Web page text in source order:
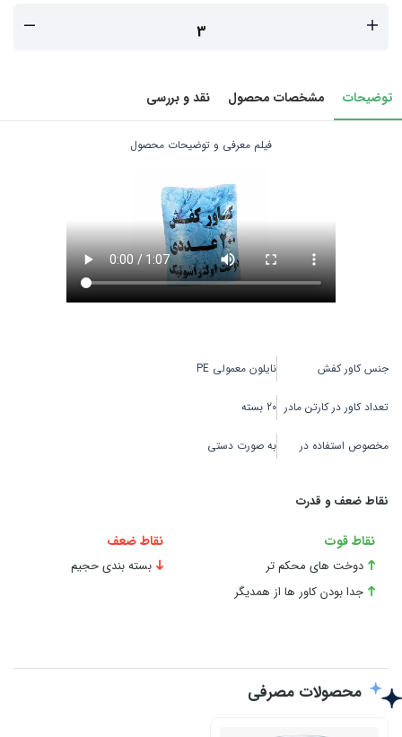
توضیحات مشخصات محصول نقد و بررسی
فیلم معرفی و توضیحات محصول
جنس کاور کفش نایلون معمولی PE
تعداد کاور در کارتن مادر 20 بسته
مخصوص استفاده در به صورت دستی
نقاط ضعف و قدرت
نقاط قوت
دوخت های محکم تر
جدا بودن کاور ها از همدیگر
نقاط ضعف
بسته بندی حجیم
محصولات مصرفی